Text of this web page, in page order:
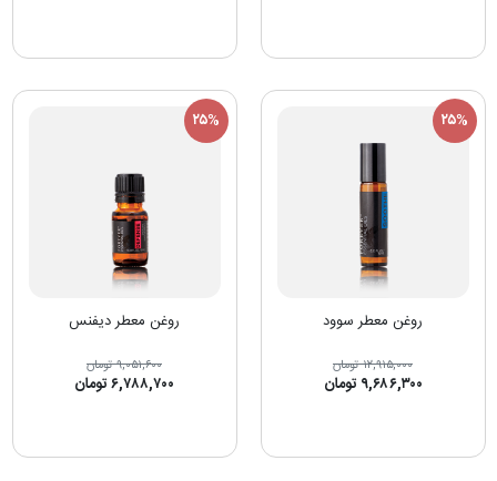
۲۵%
روغن معطر سوود
۱۲,۹۱۵,۰۰۰ تومان
۹,۶۸۶,۳۰۰ تومان
۲۵%
روغن معطر دیفنس
۹,۰۵۱,۶۰۰ تومان
۶,۷۸۸,۷۰۰ تومان